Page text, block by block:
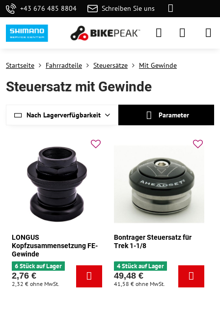
+43 676 485 8804 Schreiben Sie uns
Startseite Fahrradteile Steuersätze Mit Gewinde
Steuersatz mit Gewinde
Nach Lagerverfügbarkeit Parameter
LONGUS
Kopfzusammensetzung FE-
Gewinde
6 Stück auf Lager
2,76 €
2,32 € ohne MwSt.
Bontrager Steuersatz für
Trek 1-1/8
4 Stück auf Lager
49,48 €
41,58 € ohne MwSt.